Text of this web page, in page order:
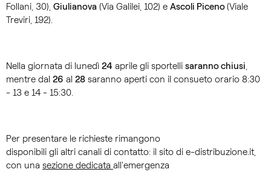
Follani, 30), Giulianova (Via Galilei, 102) e Ascoli Piceno(Viale
Treviri, 192).
Nella giornata di lunedì 24 aprile gli sportelli saranno chiusi,
mentre dal 26 al 28 saranno aperti con il consueto orario 8:30
- 13 e 14 - 15:30.
Per presentare le richieste rimangono
disponibili gli altri canali di contatto: il sito di e-distribuzione.it,
con una sezione dedicata all'emergenza